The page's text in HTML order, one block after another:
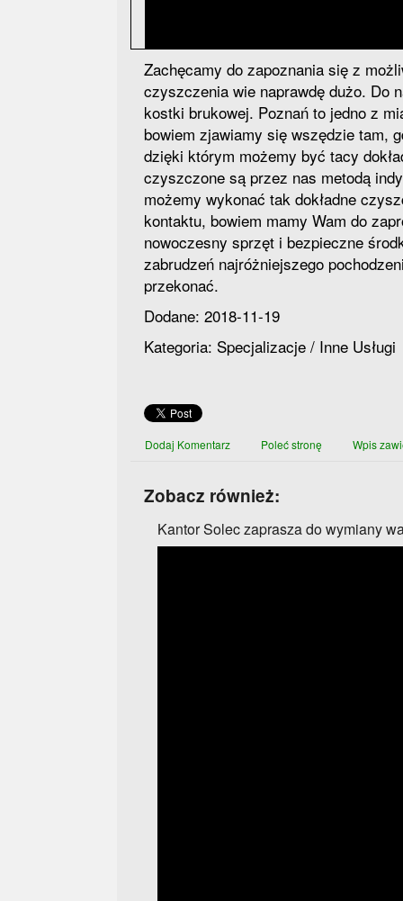
Zachęcamy do zapoznania się z
czyszczenia wie naprawdę dużo. Do
kostki brukowej. Poznań to jedno z
bowiem zjawiamy się wszędzie tam,
dzięki którym możemy być tacy
czyszczone są przez nas metodą
możemy wykonać tak dokładne
kontaktu, bowiem mamy Wam do
nowoczesny sprzęt i bezpieczne
zabrudzeń najróżniejszego
przekonać.
Dodane: 2018-11-19
Kategoria: Specjalizacje / Inne Usługi
Dodaj Komentarz Poleć stronę Wpis
Zobacz również:
Kantor Solec zaprasza do wymiany